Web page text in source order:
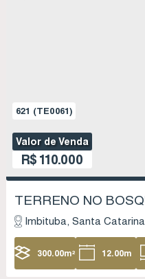
621 (TE0061)
R$ 110.000
Valor de Venda
Imbituba Santa Catarina
300.00m² 12.00m